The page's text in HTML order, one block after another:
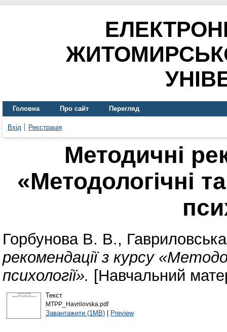
Головна Про сайт Перегляд
Вхід Реєстрація
Методичні
«Методологічні
Горбунова В. В.,
рекомендації з курсу
психології». [Навчальний
Текст
MTPP_Havrilovska.pdf
Завантажити (1MB)| Preview